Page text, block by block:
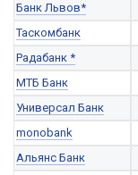
Банк Львов*
Таскомбанк
Радабанк *
МТБ Банк
Универсал Банк
monobank
Альянс Банк